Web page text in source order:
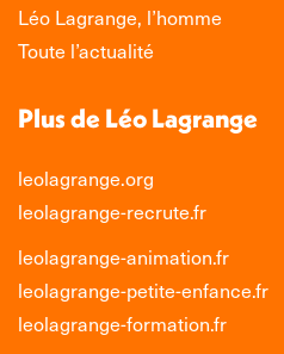
Léo Lagrange, l’homme
Toute l’actualité
Plus de Léo Lagrange
leolagrange.org
leolagrange-recrute.fr
leolagrange-animation.fr
leolagrange-petite-enfance.fr
leolagrange-formation.fr